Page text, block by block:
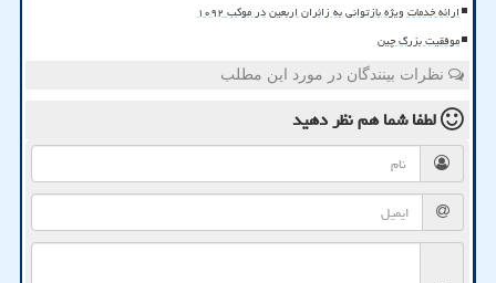
ارائه خدمات ویژه بازتوانی به زائران اربعین در موکب ۱۰۹۲
موفقیت بزرگ چین
نظرات بینندگان در مورد این مطلب
لطفا شما همنظر دهید